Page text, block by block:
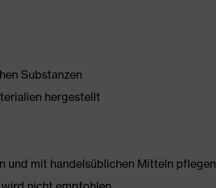
Substanzen
hergestellt
und mit handelsüblichen Mitteln pflegen